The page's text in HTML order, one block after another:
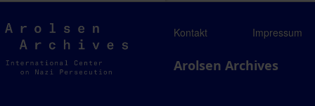
Arolsen
Archives
Kontakt Impressum
Arolsen Archives